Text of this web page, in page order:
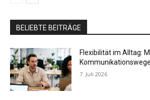
BELIEBTE BEITRÄGE
Flexibilität im Alltag:
Kommunikationswege
7. Juli 2026